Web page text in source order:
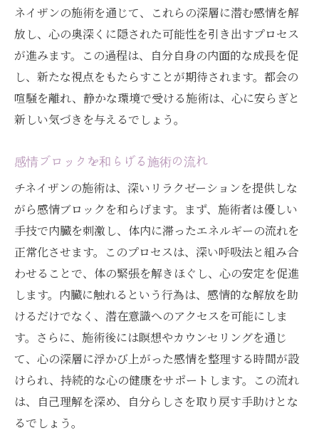
ネイザンの施術を通じて、これらの深層に潜む感情を解
放し、心の奥深くに隠された可能性を引き出すプロセス
が進みます。この過程は、自分自身の内面的な成長を促
し、新たな視点をもたらすことが期待されます。都会の
喧騒を離れ、静かな環境で受ける施術は、心に安らぎと
新しい気づきを与えるでしょう。
感情ブロックを和らげる施術の流れ
チネイザンの施術は、深いリラクゼーションを提供しな
がら感情ブロックを和らげます。まず、施術者は優しい
手技で内臓を刺激し、体内に滞ったエネルギーの流れを
正常化させます。このプロセスは、深い呼吸法と組み合
わせることで、体の緊張を解きほぐし、心の安定を促進
します。内臓に触れるという行為は、感情的な解放を助
けるだけでなく、潜在意識へのアクセスを可能にしま
す。さらに、施術後には瞑想やカウンセリングを通じ
て、心の深層に浮かび上がった感情を整理する時間が設
けられ、持続的な心の健康をサポートします。この流れ
は、自己理解を深め、自分らしさを取り戻す手助けとな
るでしょう。